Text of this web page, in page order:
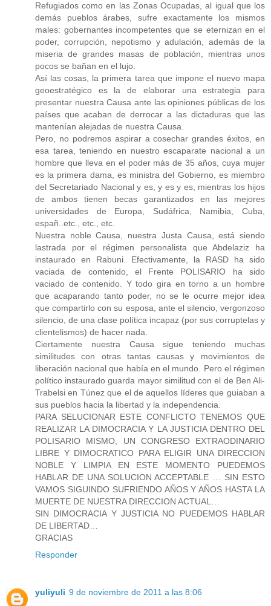
Refugiados como en las Zonas Ocupadas, al igual que los
demás pueblos árabes, sufre exactamente los mismos
males: gobernantes incompetentes que se eternizan en el
poder, corrupción, nepotismo y adulación, además de la
miseria de grandes masas de población, mientras unos
pocos se bañan en el lujo.
Así las cosas, la primera tarea que impone el nuevo mapa
geoestratégico es la de elaborar una estrategia para
presentar nuestra Causa ante las opiniones públicas de los
países que acaban de derrocar a las dictaduras que las
mantenían alejadas de nuestra Causa.
Pero, no podremos aspirar a cosechar grandes éxitos, en
esa tarea, teniendo en nuestro escaparate nacional a un
hombre que lleva en el poder más de 35 años, cuya mujer
es la primera dama, es ministra del Gobierno, es miembro
del Secretariado Nacional y es, y es y es, mientras los hijos
de ambos tienen becas garantizados en las mejores
universidades de Europa, Sudáfrica, Namibia, Cuba,
españ..etc., etc., etc.
Nuestra noble Causa, nuestra Justa Causa, está siendo
lastrada por el régimen personalista que Abdelaziz ha
instaurado en Rabuni. Efectivamente, la RASD ha sido
vaciada de contenido, el Frente POLISARIO ha sido
vaciado de contenido. Y todo gira en torno a un hombre
que acaparando tanto poder, no se le ocurre mejor idea
que compartirlo con su esposa, ante el silencio, vergonzoso
silencio, de una clase política incapaz (por sus corruptelas y
clientelismos) de hacer nada.
Ciertamente nuestra Causa sigue teniendo muchas
similitudes con otras tantas causas y movimientos de
liberación nacional que había en el mundo. Pero el régimen
político instaurado guarda mayor similitud con el de Ben Ali-
Trabelsi en Túnez que el de aquellos líderes que guiaban a
sus pueblos hacia la libertad y la independencia.
PARA SELUCIONAR ESTE CONFLICTO TENEMOS QUE
REALIZAR LA DIMOCRACIA Y LA JUSTICIA DENTRO DEL
POLISARIO MISMO, UN CONGRESO EXTRAODINARIO
LIBRE Y DIMOCRATICO PARA ELIGIR UNA DIRECCION
NOBLE Y LIMPIA EN ESTE MOMENTO PUEDEMOS
HABLAR DE UNA SOLUCION ACCEPTABLE … SIN ESTO
VAMOS SIGUINDO SUFRIENDO AÑOS Y AÑOS HASTA LA
MUERTE DE NUESTRA DIRECCION ACTUAL…
SIN DIMOCRACIA Y JUSTICIA NO PUEDEMOS HABLAR
DE LIBERTAD…
GRACIAS
Responder
yuliyuli 9 de noviembre de 2011 a las 8:06